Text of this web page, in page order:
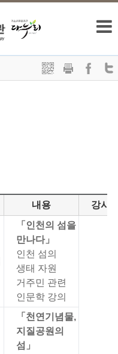
내용 강사
「인천의 섬을
만나다」
인천 섬의
생태 자원
거주민 관련
인문학 강의
「천연기념물,
지질공원의
섬」